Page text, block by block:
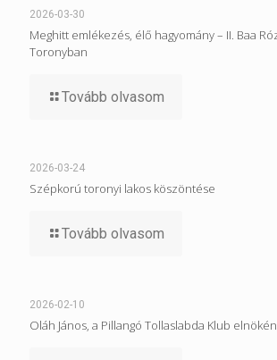
2026-03-30
Meghitt emlékezés, élő hagyomány – II. Baa
Toronyban
Tovább olvasom
2026-03-24
Szépkorú toronyi lakos köszöntése
Tovább olvasom
2026-02-10
Oláh János, a Pillangó Tollaslabda Klub